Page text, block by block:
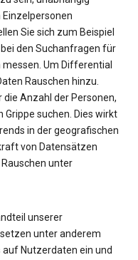
Sie sich zum Beispiel
den Suchanfragen für
Um Differential
Rauschen hinzu.
Anzahl der Personen,
suchen. Dies wirkt
in der geografischen
von Datensätzen
unter
unserer
unter anderem
Nutzerdaten ein und